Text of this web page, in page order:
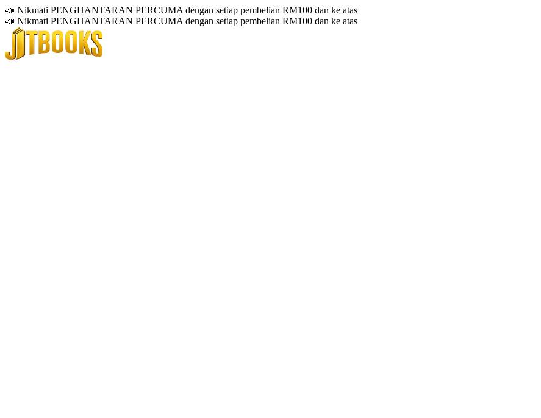
📣 Nikmati PENGHANTARAN PERCUMA dengan setiap pembelian RM100 dan ke atas
📣 Nikmati PENGHANTARAN PERCUMA dengan setiap pembelian RM100 dan ke atas